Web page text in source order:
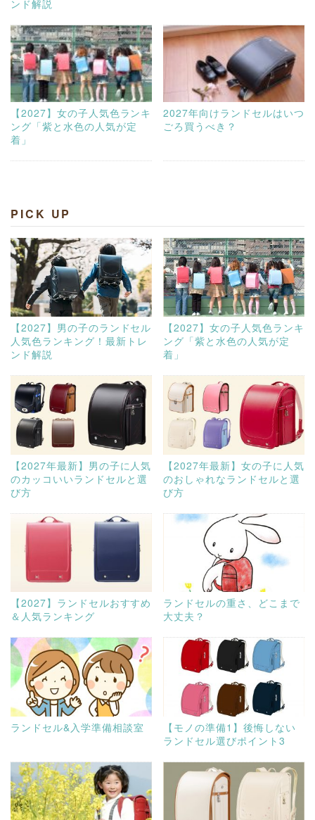
ンド解説
【2027】女の子人気色ランキ
ング「紫と水色の人気が定
着」
2027年向けランドセルはいつ
ごろ買うべき？
PICK UP
【2027】男の子のランドセル
人気色ランキング！最新トレ
ンド解説
【2027】女の子人気色ランキ
ング「紫と水色の人気が定
着」
【2027年最新】男の子に人気
のカッコいいランドセルと選
び方
【2027年最新】女の子に人気
のおしゃれなランドセルと選
び方
【2027】ランドセルおすすめ
＆人気ランキング
ランドセルの重さ、どこまで
大丈夫？
ランドセル&入学準備相談室
【モノの準備1】後悔しない
ランドセル選びポイント3